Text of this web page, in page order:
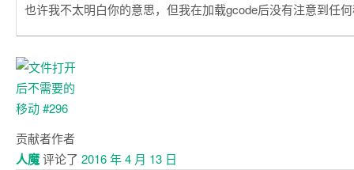
也许我不太明白你的意思，但我在加载gcode后没有注意到任
贡献者作者
人魔评论了 2016 年 4 月 13 日